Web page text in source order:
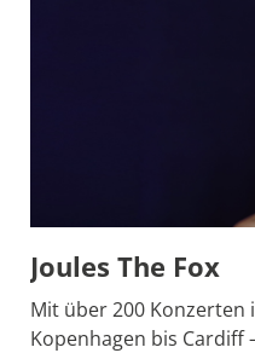
Joules The Fox
Mit über 200 Konzerten
Kopenhagen bis Cardiff